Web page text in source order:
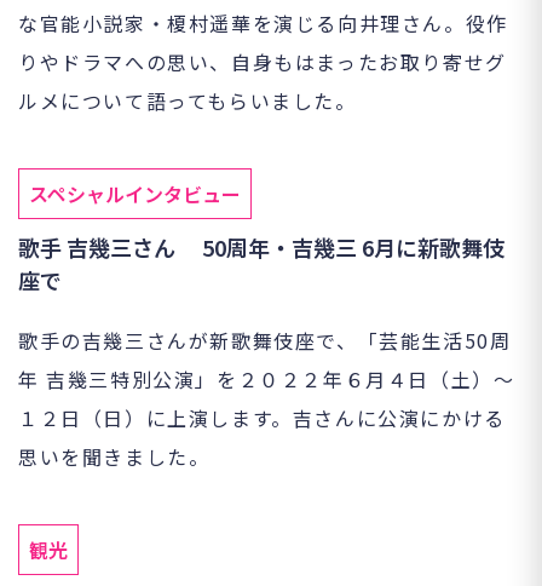
な官能小説家・榎村遥華を演じる向井理さん。役作
りやドラマへの思い、自身もはまったお取り寄せグ
ルメについて語ってもらいました。
スペシャルインタビュー
歌手 吉幾三さん 50周年・吉幾三 6月に新歌舞伎
座で
歌手の吉幾三さんが新歌舞伎座で、「芸能生活50周
年 吉幾三特別公演」を２０２２年６月４日（土）～
１２日（日）に上演します。吉さんに公演にかける
思いを聞きました。
観光